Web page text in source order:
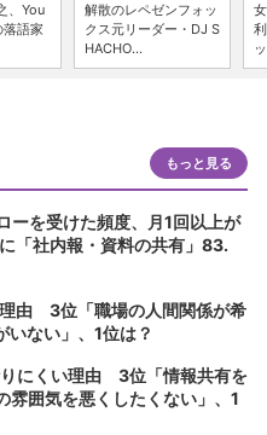
、You
語家
解散のレペゼンフォッ
クス元リーダー・DJ S
HACHO...
もっと見る
ーを受けた頻度、月1回以上が
「社内報・資料の共有」83.
由 3位「職場の人間関係が希
ない」、1位は？
りにくい理由 3位「情報共有を
雰囲気を悪くしたくない」、1